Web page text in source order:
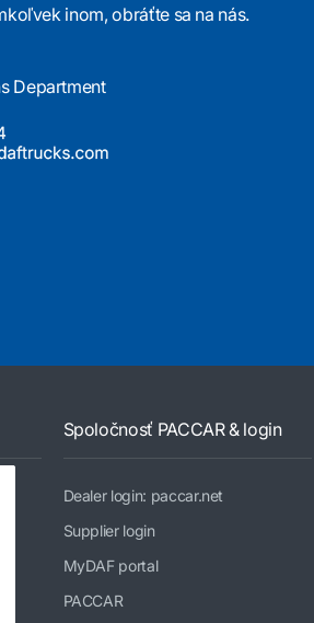
inom, obráťte sa na nás.
Department
Spoločnosť PACCAR & login
Dealer login: paccar.net
Supplier login
MyDAF portal
PACCAR